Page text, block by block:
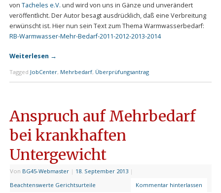
von Tacheles e.V. und wird von uns in Gänze und unverändert
veröffentlicht. Der Autor besagt ausdrücklich, daß eine Verbreitung
erwünscht ist. Hier nun sein Text zum Thema Warmwasserbedarf:
RB-Warmwasser-Mehr-Bedarf-2011-2012-2013-2014
Weiterlesen →
Tagged JobCenter, Mehrbedarf, Überprüfungsantrag
Anspruch auf Mehrbedarf
bei krankhaften
Untergewicht
Von BG45-Webmaster | 18. September 2013 |
Beachtenswerte Gerichtsurteile
Kommentar hinterlassen